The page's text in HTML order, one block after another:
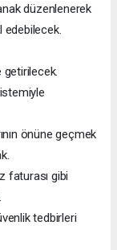
düzenlenerek
edebilecek.
getirilecek.
önüne geçmek
faturası gibi
tedbirleri